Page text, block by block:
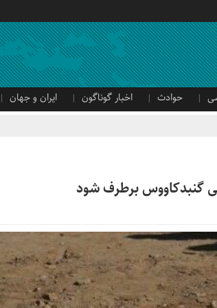
حوادث اخبار گوناگون ایران و جهان